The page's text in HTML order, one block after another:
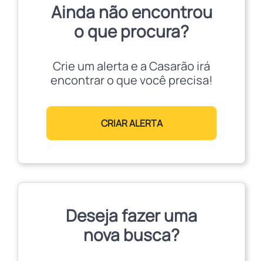
Ainda não encontrou
o que procura?
Crie um alerta e a Casarão irá
encontrar o que você precisa!
CRIAR ALERTA
Deseja fazer uma
nova busca?